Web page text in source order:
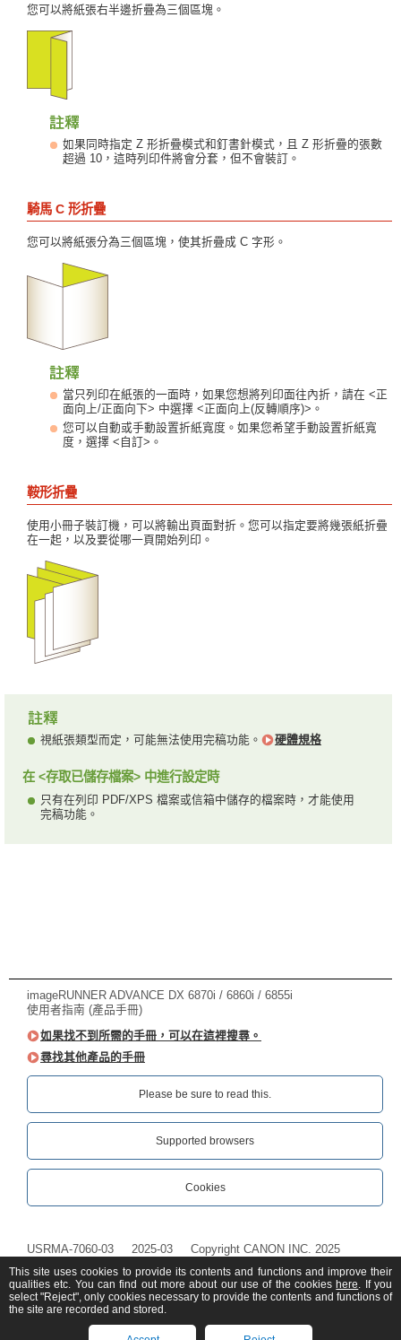
您可以將紙張右半邊折疊為三個區塊。
如果同時指定 Z 形折疊模式和釘書針模式，且 Z 形折疊的張數
超過 10，這時列印件將會分套，但不會裝訂。
騎馬 C 形折疊
您可以將紙張分為三個區塊，使其折疊成 C 字形。
當只列印在紙張的一面時，如果您想將列印面往內折，請在 <正
面向上/正面向下> 中選擇 <正面向上(反轉順序)>。
您可以自動或手動設置折紙寬度。如果您希望手動設置折紙寬
度，選擇 <自訂>。
鞍形折疊
使用小冊子裝訂機，可以將輸出頁面對折。您可以指定要將幾張紙折疊
在一起，以及要從哪一頁開始列印。
視紙張類型而定，可能無法使用完稿功能。 硬體規格
在 <存取已儲存檔案> 中進行設定時
只有在列印 PDF/XPS 檔案或信箱中儲存的檔案時，才能使用
完稿功能。
imageRUNNER ADVANCE DX 6870i / 6860i / 6855i
使用者指南 (產品手冊)
如果找不到所需的手冊，可以在這裡搜尋。
尋找其他產品的手冊
Please be sure to read this.‎
Supported browsers
Cookies
USRMA-7060-03 2025-03 Copyright CANON INC. 2025
This site uses cookies to provide its contents and functions and improve their
qualities etc. You can find out more about our use of the cookies here. If you
select "Reject", only cookies necessary to provide the contents and functions of
the site are recorded and stored.